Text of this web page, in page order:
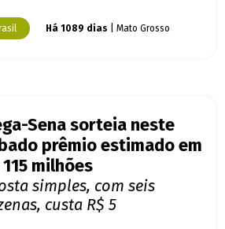
Há 1089 dias | Mato Grosso
Sena sorteia neste
prêmio estimado em
115 milhões
simples, com seis
custa R$ 5